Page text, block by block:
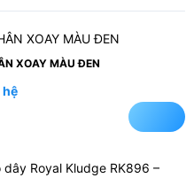
XOAY MÀU ĐEN
hệ